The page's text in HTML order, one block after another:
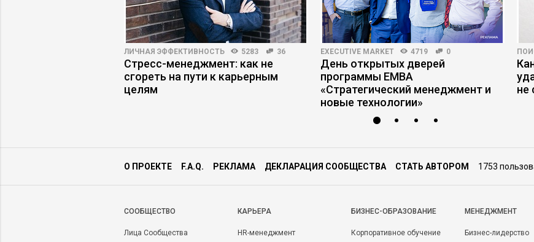
ЛИЧНАЯ ЭФФЕКТИВНОСТЬ 5283 36
Стресс-менеджмент: как не
сгореть на пути к карьерным
целям
EXECUTIVE MARKET 4719 0
День открытых дверей
программы ЕМВА
«Стратегический менеджмент и
новые технологии»
не
О ПРОЕКТЕ F.A.Q. РЕКЛАМА ДЕКЛАРАЦИЯ СООБЩЕСТВА СТАТЬ АВТОРОМ 1753
CООБЩЕСТВО
Лица Сообщества
КАРЬЕРА
HR-менеджмент
БИЗНЕС-ОБРАЗОВАНИЕ
Корпоративное обучение
МЕНЕДЖМЕНТ
Бизнес-лидерство